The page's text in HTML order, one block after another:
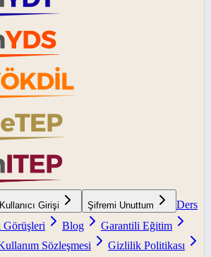
Kullanıcı Girişi Şifremi Unuttum
Ders
Görüşleri Blog
Garantili Eğitim
Sözleşmesi
Gizlilik Politikası